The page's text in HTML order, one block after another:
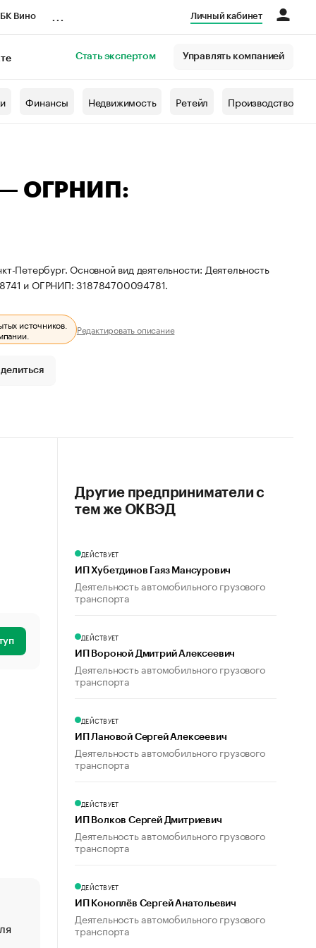
Вино Личный кабинет
Стать экспертом Управлять компанией
Финансы Недвижимость Ретейл Производство
— ОГРНИП:
Петербург. Основной вид деятельности: Деятельность
и ОГРНИП: 318784700094781.
источников.
Редактировать описание
«От спорта тело стареет иначе». Как живет глава
создавшей GTA
Другие предприниматели с
тем же ОКВЭД
ДЕЙСТВУЕТ
ИП Хубетдинов Гаяз Мансурович
Деятельность автомобильного грузового
транспорта
ДЕЙСТВУЕТ
ИП Вороной Дмитрий Алексеевич
Деятельность автомобильного грузового
транспорта
ДЕЙСТВУЕТ
ИП Лановой Сергей Алексеевич
Деятельность автомобильного грузового
транспорта
ДЕЙСТВУЕТ
ИП Волков Сергей Дмитриевич
Деятельность автомобильного грузового
транспорта
ДЕЙСТВУЕТ
ИП Коноплёв Сергей Анатольевич
Деятельность автомобильного грузового
транспорта